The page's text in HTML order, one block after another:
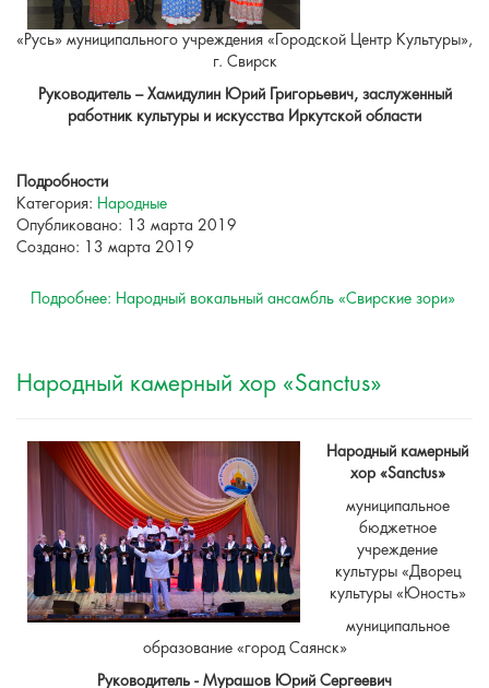
«Русь» муниципального учреждения «Городской Центр Культуры»,
г. Свирск
Руководитель – Хамидулин Юрий Григорьевич, заслуженный
работник культуры и искусства Иркутской области
Подробности
Категория: Народные
Опубликовано: 13 марта 2019
Создано: 13 марта 2019
Подробнее: Народный вокальный ансамбль «Свирские зори»
Народный камерный хор «Sanctus»
Народный камерный
хор «Sanctus»
муниципальное
бюджетное
учреждение
культуры «Дворец
культуры «Юность»
муниципальное
образование «город Саянск»
Руководитель - Мурашов Юрий Сергеевич